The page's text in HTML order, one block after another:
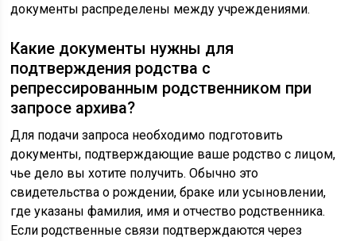
документы распределены между учреждениями.
Какие документы нужны для
подтверждения родства с
репрессированным родственником при
запросе архива?
Для подачи запроса необходимо подготовить
документы, подтверждающие ваше родство с лицом,
чье дело вы хотите получить. Обычно это
свидетельства о рождении, браке или усыновлении,
где указаны фамилия, имя и отчество родственника.
Если родственные связи подтверждаются через